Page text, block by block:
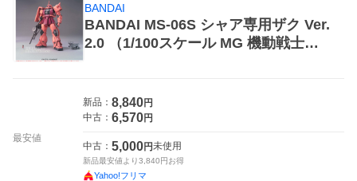
BANDAI
BANDAI MS-06S シャア専用ザク Ver.
2.0 （1/100スケール MG 機動戦士ガ
最安値
新品： 8,840円
中古： 6,570円
中古： 5,000円未使用
新品最安値より3,840円お得
Yahoo!フリマ